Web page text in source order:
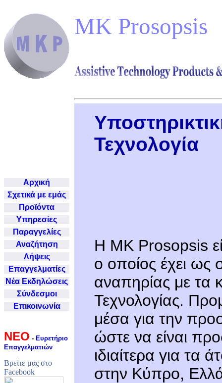
MK Prosopsis
Τεχνολογία
Αρχική
Σχετικά με εμάς
Προϊόντα
Υπηρεσίες
Παραγγελίες
Αναζήτηση
Λήψεις
Επαγγελματίες
Νέα Εκδηλώσεις
Σύνδεσμοι
Επικοινωνία
NΕΟ - Ευρετήριο
Επαγγελματιών
Βρείτε μας στο
Facebook
H MK Prosopsis
ο οποίος έχει ως
αναπηρίας με τα
Τεχνολογίας.
μέσα για την
ώστε να είναι
ιδιαίτερα για τα
στην Κύπρο,